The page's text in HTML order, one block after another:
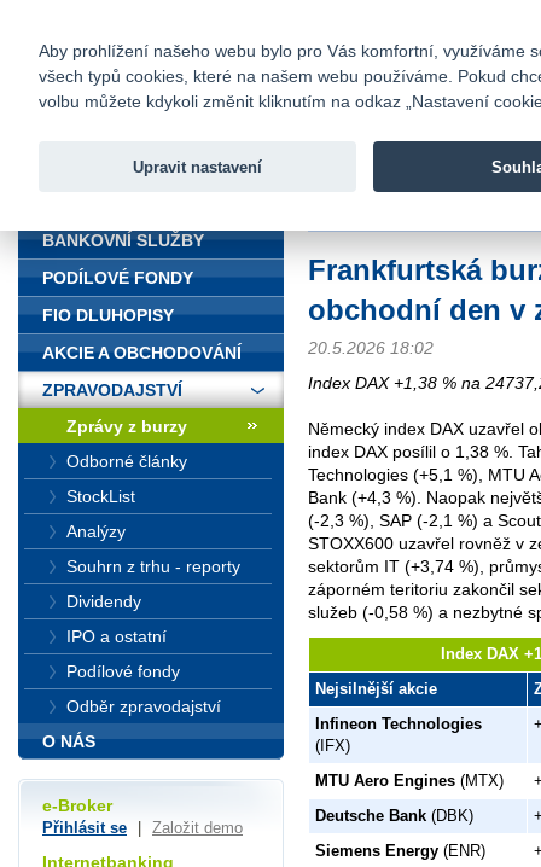
Fio banka
Fio banka
Frankfurtská
obchodní den v
20.5.2026 18:02
Index DAX +1,38 % na
Německý index DAX uzavřel
index DAX posílil o 1,38 %.
Technologies (+5,1 %), MTU
Bank (+4,3 %). Naopak
(-2,3 %), SAP (-2,1 %) a
STOXX600 uzavřel rovněž v
sektorům IT (+3,74 %),
záporném teritoriu zakončil
služeb (-0,58 %) a nezbytné
Index DAX
Nejsilnější akcie
Infineon Technologies
(IFX)
MTU Aero Engines (MTX)
Deutsche Bank (DBK)
Siemens Energy (ENR)
BANKOVNÍ SLUŽBY
PODÍLOVÉ FONDY
FIO DLUHOPISY
AKCIE A OBCHODOVÁNÍ
ZPRAVODAJSTVÍ
Zprávy z burzy
Odborné články
StockList
Analýzy
Souhrn z trhu - reporty
Dividendy
IPO a ostatní
Podílové fondy
Odběr zpravodajství
O NÁS
e-Broker
Přihlásit se Založit demo
Internetbanking
Aby prohlížení našeho webu bylo pro Vás komfortní, využíváme
všech typů cookies, které na našem webu používáme. Pokud
volbu můžete kdykoli změnit kliknutím na odkaz „Nastavení
Upravit nastavení